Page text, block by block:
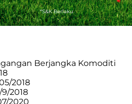
Berjangka Komoditi
2018
2018
2020